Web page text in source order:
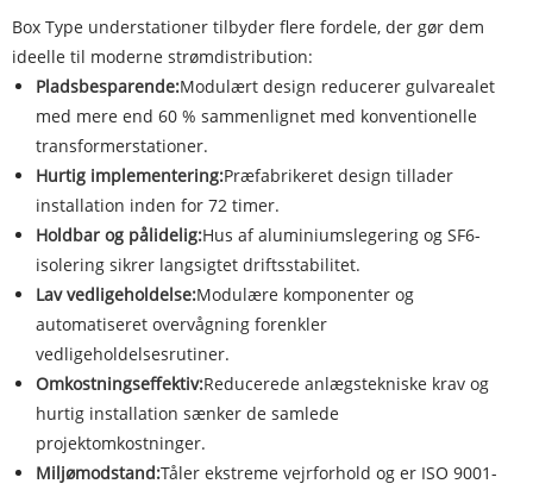
Box Type understationer tilbyder flere fordele, der gør dem
ideelle til moderne strømdistribution:
Pladsbesparende:Modulært design reducerer gulvarealet
med mere end 60 % sammenlignet med konventionelle
transformerstationer.
Hurtig implementering:Præfabrikeret design tillader
installation inden for 72 timer.
Holdbar og pålidelig:Hus af aluminiumslegering og SF6-
isolering sikrer langsigtet driftsstabilitet.
Lav vedligeholdelse:Modulære komponenter og
automatiseret overvågning forenkler
vedligeholdelsesrutiner.
Omkostningseffektiv:Reducerede anlægstekniske krav og
hurtig installation sænker de samlede
projektomkostninger.
Miljømodstand:Tåler ekstreme vejrforhold og er ISO 9001-